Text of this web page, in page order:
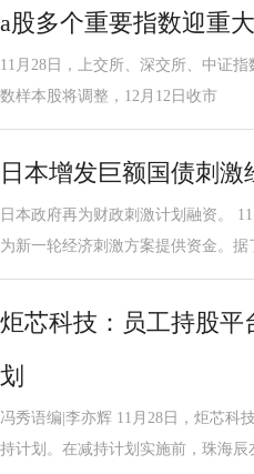
a股多个重要指数迎重
11月28日，上交所、深交所、中证
数样本股将调整，12月12日收市
日本增发巨额国债刺
日本政府再为财政刺激计划融资。
为新一轮经济刺激方案提供资金。据
炬芯科技：员工持股平
划
冯秀语编|李亦辉 11月28日，炬芯科
持计划。在减持计划实施前，珠海辰